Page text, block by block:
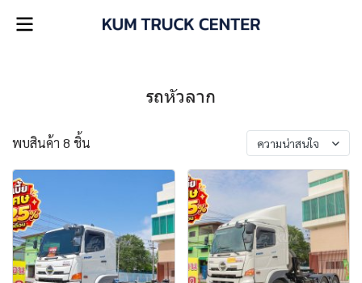
รถหัวลาก
พบสินค้า 8 ชิ้น ความน่าสนใจ